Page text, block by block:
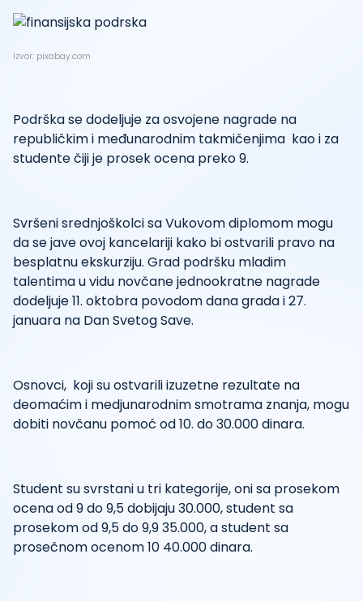
Izvor: pixabay.com
Podrška se dodeljuje za osvojene nagrade na
republičkim i međunarodnim takmičenjima kao i za
studente čiji je prosek ocena preko 9.
Svršeni srednjoškolci sa Vukovom diplomom mogu
da se jave ovoj kancelariji kako bi ostvarili pravo na
besplatnu ekskurziju. Grad podršku mladim
talentima u vidu novčane jednookratne nagrade
dodeljuje 11. oktobra povodom dana grada i 27.
januara na Dan Svetog Save.
Osnovci, koji su ostvarili izuzetne rezultate na
deomaćim i medjunarodnim smotrama znanja, mogu
dobiti novčanu pomoć od 10. do 30.000 dinara.
Student su svrstani u tri kategorije, oni sa prosekom
ocena od 9 do 9,5 dobijaju 30.000, student sa
prosekom od 9,5 do 9,9 35.000, a student sa
prosečnom ocenom 10 40.000 dinara.